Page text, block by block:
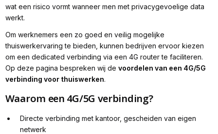
wat een risico vormt wanneer men met privacygevoelige data
werkt.
Om werknemers een zo goed en veilig mogelijke
thuiswerkervaring te bieden, kunnen bedrijven ervoor kiezen
om een dedicated verbinding via een 4G router te faciliteren.
Op deze pagina bespreken wij de voordelen van een 4G/5G
verbinding voor thuiswerken.
Waarom een 4G/5G verbinding?
Directe verbinding met kantoor, gescheiden van eigen
netwerk